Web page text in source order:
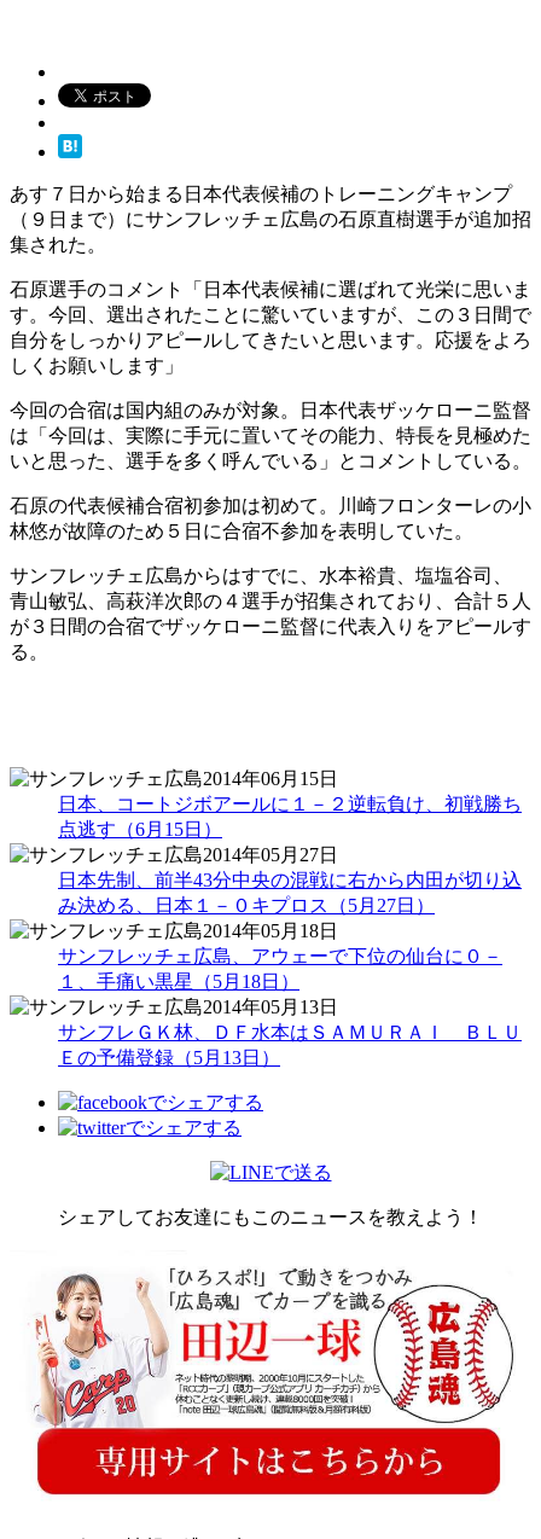
あす７日から始まる日本代表候補のトレーニングキャンプ
（９日まで）にサンフレッチェ広島の石原直樹選手が追加招
集された。
石原選手のコメント「日本代表候補に選ばれて光栄に思いま
す。今回、選出されたことに驚いていますが、この３日間で
自分をしっかりアピールしてきたいと思います。応援をよろ
しくお願いします」
今回の合宿は国内組のみが対象。日本代表ザッケローニ監督
は「今回は、実際に手元に置いてその能力、特長を見極めた
いと思った、選手を多く呼んでいる」とコメントしている。
石原の代表候補合宿初参加は初めて。川崎フロンターレの小
林悠が故障のため５日に合宿不参加を表明していた。
サンフレッチェ広島からはすでに、水本裕貴、塩塩谷司、
青山敏弘、高萩洋次郎の４選手が招集されており、合計５人
が３日間の合宿でザッケローニ監督に代表入りをアピールす
る。
2014年06月15日
日本、コートジボアールに１－２逆転負け、初戦勝ち
点逃す（6月15日）
2014年05月27日
日本先制、前半43分中央の混戦に右から内田が切り込
み決める、日本１－０キプロス（5月27日）
2014年05月18日
サンフレッチェ広島、アウェーで下位の仙台に０－
１、手痛い黒星（5月18日）
2014年05月13日
サンフレＧＫ林、ＤＦ水本はＳＡＭＵＲＡＩ ＢＬＵ
Ｅの予備登録（5月13日）
シェアしてお友達にもこのニュースを教えよう！